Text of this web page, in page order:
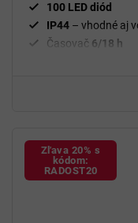
100 LED diód
IP44 – vhodné aj
Časovač 6/18 h
Zľava 20% s
kódom:
RADOST20